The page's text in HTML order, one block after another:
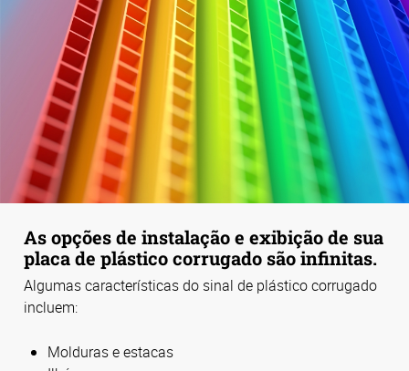
As opções de instalação e exibição de sua
placa de plástico corrugado são infinitas.
Algumas características do sinal de plástico corrugado
incluem:
Molduras e estacas